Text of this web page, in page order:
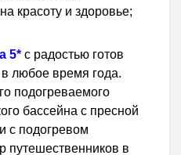
красоту и здоровье;
5* с радостью готов
в любое время года.
подогреваемого
бассейна с пресной
с подогревом
путешественников в